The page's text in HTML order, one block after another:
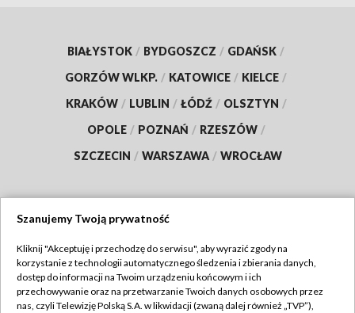
BIAŁYSTOK / BYDGOSZCZ / GDAŃSK /
GORZÓW WLKP. / KATOWICE / KIELCE /
KRAKÓW / LUBLIN / ŁÓDŹ / OLSZTYN /
OPOLE / POZNAŃ / RZESZÓW /
SZCZECIN / WARSZAWA / WROCŁAW
TVP
Abonament TVP
Regulamin TVP
Szanujemy Twoją prywatność
Kliknij "Akceptuję i przechodzę do serwisu", aby wyrazić zgody na
korzystanie z technologii automatycznego śledzenia i zbierania danych,
dostęp do informacji na Twoim urządzeniu końcowym i ich
przechowywanie oraz na przetwarzanie Twoich danych osobowych przez
nas, czyli Telewizję Polską S.A. w likwidacji (zwaną dalej również „TVP”),